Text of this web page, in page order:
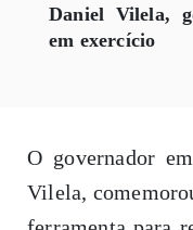
Daniel Vilela,
em exercício
O governador
Vilela,